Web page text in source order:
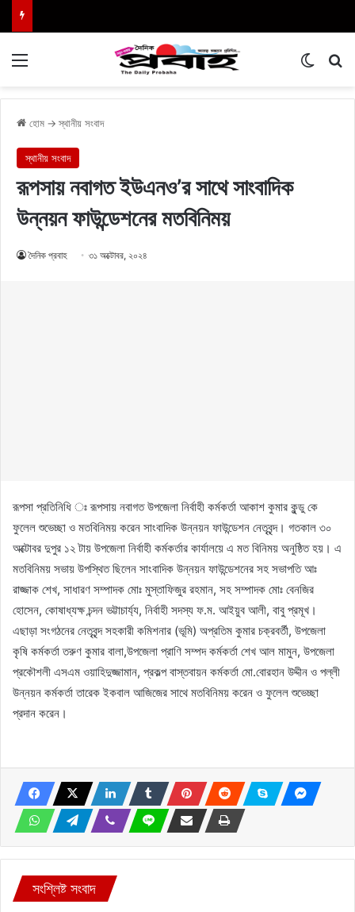
হোম → স্থানীয় সংবাদ
স্থানীয় সংবাদ
রূপসায় নবাগত ইউএনও’র সাথে সাংবাদিক
উন্নয়ন ফাউন্ডেশনের মতবিনিময়
দৈনিক প্রবাহ ৩১ অক্টোবর, ২০২৪
রূপসা প্রতিনিধি ঃ রূপসায় নবাগত উপজেলা নির্বাহী কর্মকর্তা আকাশ কুমার কুন্ডু কে
ফুলেল শুভেচ্ছা ও মতবিনিময় করেন সাংবাদিক উন্নয়ন ফাউন্ডেশন নেতৃবৃন্দ। গতকাল ৩০
অক্টোবর দুপুর ১২ টায় উপজেলা নির্বাহী কর্মকর্তার কার্যালয়ে এ মত বিনিময় অনুষ্ঠিত হয়। এ
মতবিনিময় সভায় উপস্থিত ছিলেন সাংবাদিক উন্নয়ন ফাউন্ডেশনের সহ সভাপতি আঃ
রাজ্জাক শেখ, সাধারণ সম্পাদক মোঃ মুস্তাফিজুর রহমান, সহ সম্পাদক মোঃ বেনজির
হোসেন, কোষাধ্যক্ষ চন্দন ভট্টাচার্য্য, নির্বাহী সদস্য ফ.ম. আইয়ুব আলী, বাবু প্রমূখ।
এছাড়া সংগঠনের নেতৃবৃন্দ সহকারী কমিশনার (ভূমি) অপ্রতিম কুমার চক্রবর্তী, উপজেলা
কৃষি কর্মকর্তা তরুণ কুমার বালা,উপজেলা প্রাণি সম্পদ কর্মকর্তা শেখ আল মামুন, উপজেলা
প্রকৌশলী এসএম ওয়াহিদুজ্জামান, প্রকল্প বাস্তবায়ন কর্মকর্তা মো.বোরহান উদ্দীন ও পল্লী
উন্নয়ন কর্মকর্তা তারেক ইকবাল আজিজের সাথে মতবিনিময় করেন ও ফুলেল শুভেচ্ছা
প্রদান করেন।
সংশ্লিষ্ট সংবাদ